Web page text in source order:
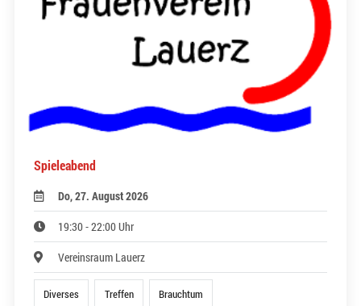
Spieleabend
Do, 27. August 2026
19:30 - 22:00 Uhr
Vereinsraum Lauerz
Diverses Treffen Brauchtum